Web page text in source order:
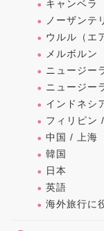
キャンベラ
ノーザンテ
ウルル（エ
メルボルン
ニュージー
ニュージー
インドネシ
フィリピン
中国 / 上海
韓国
日本
英語
海外旅行に